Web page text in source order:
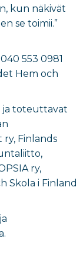
kun näkivät
se toimii.”
553 0981
Hem och
ja toteuttavat
Finlands
ry,
Skola i Finland